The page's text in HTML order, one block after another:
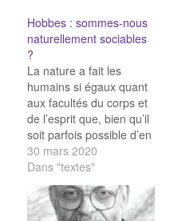
Hobbes : sommes-nous
naturellement sociables
?
La nature a fait les
humains si égaux quant
aux facultés du corps et
de l’esprit que, bien qu’il
soit parfois possible d’en
trouver un dont il est
manifeste qu’il a plus de
force dans le corps ou
de rapidité d’esprit qu’un
autre, il n’en reste pas
30 mars 2020
Dans "textes"